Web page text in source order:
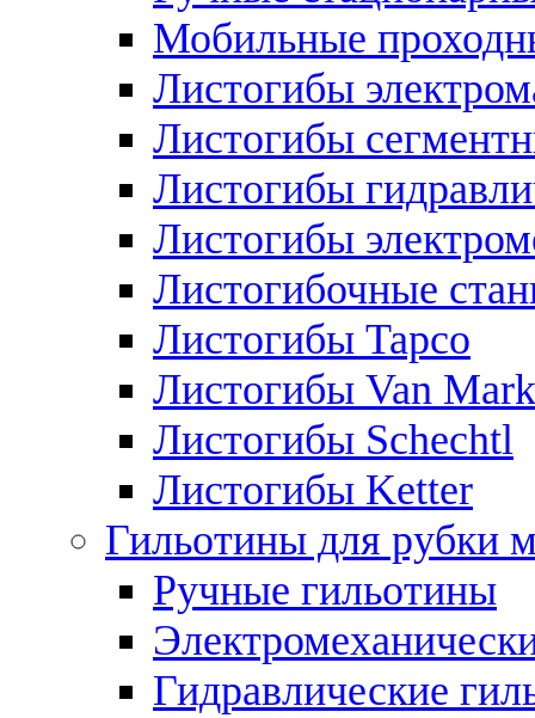
Мобильные
Листогибы
Листогибы
Листогибы
Листогибы
Листогибочные
Листогибы Tapco
Листогибы Van Mark
Листогибы Schechtl
Листогибы Ketter
Гильотины для рубки
Ручные гильотины
Гидравлические